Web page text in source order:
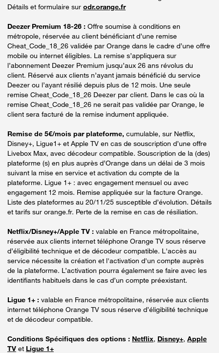
Détails et formulaire sur odr.orange.fr
Deezer Premium 18-26 : Offre soumise à conditions en
métropole, réservée au client bénéficiant d’une remise
Cheat_Code_18_26 validée par Orange dans le cadre d’une offre
mobile ou internet éligibles. La remise s’appliquera sur
l’abonnement Deezer Premium jusqu’aux 26 ans révolus du
client. Réservé aux clients n’ayant jamais bénéficié du service
Deezer ou l’ayant résilié depuis plus de 12 mois. Une seule
remise Cheat_Code_18_26 Deezer par client. Dans le cas où la
remise Cheat_Code_18_26 ne serait pas validée par Orange, le
client sera facturé de la remise indument appliquée.
Remise de 5€/mois par plateforme, cumulable, sur Netflix,
Disney+, Ligue1+ et Apple TV en cas de souscription d’une offre
Livebox Max, avec décodeur compatible. Souscription de la (des)
plateforme (s) en plus auprès d’Orange dans un délai de 3 mois
suivant la mise en service et activation du compte de la
plateforme. Ligue 1+ : avec engagement mensuel ou avec
engagement 12 mois. Remise appliquée sur la facture Orange.
Liste des plateformes au 20/11/25 susceptible d’évolution. Détails
et tarifs sur orange.fr. Perte de la remise en cas de résiliation.
Netflix/Disney+/Apple TV : valable en France métropolitaine,
réservée aux clients internet téléphone Orange TV sous réserve
d’éligibilité technique et de décodeur compatible. L'accès au
service nécessite la création et l'activation d'un compte auprès
de la plateforme. L’activation pourra également se faire avec les
identifiants habituels dans le cas d’un compte préexistant.
Ligue 1+ : valable en France métropolitaine, réservée aux clients
internet téléphone Orange TV sous réserve d’éligibilité technique
et de décodeur compatible.
Conditions Spécifiques des options : Netflix, Disney+, Apple
TV et Ligue 1+